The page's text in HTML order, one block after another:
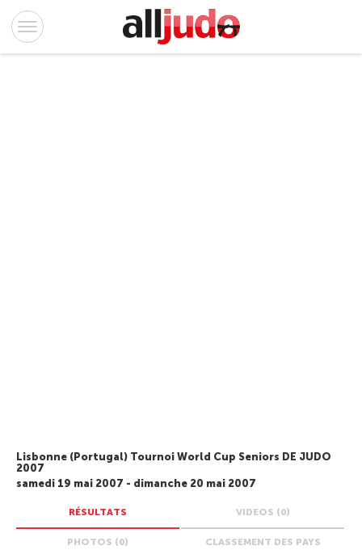
Lisbonne (Portugal) Tournoi World Cup Seniors DE JUDO
2007
samedi 19 mai 2007 - dimanche 20 mai 2007
RÉSULTATS VIDEOS (0)
PHOTOS (0) CLASSEMENT DES PAYS